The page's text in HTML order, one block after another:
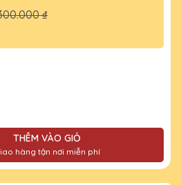
₫
THÊM VÀO GIỎ
hàng tận nơi miễn phí